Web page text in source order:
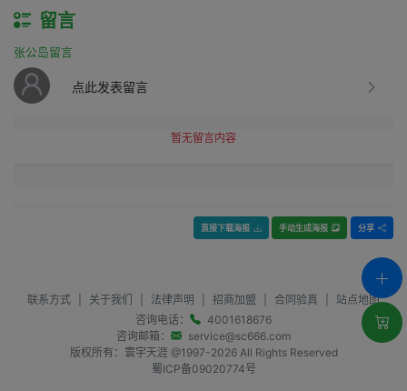
留言
张公岛留言
点此发表留言
暂无留言内容
直接下载海报 手动生成海报 分享
联系方式 关于我们 法律声明 招商加盟 合同验真
站点地图
咨询电话：
4001618676
咨询邮箱：
service@sc666.com
版权所有：寰宇天涯 @1997-2026All Rights Reserved
蜀ICP备09020774号